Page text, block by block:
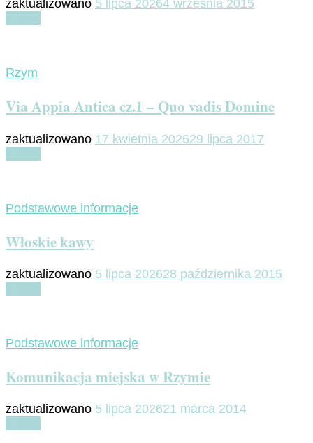
zaktualizowano 5 lipca 20264 września 2015
Rzym
Via Appia Antica cz.1 – Quo vadis Domine
zaktualizowano 17 kwietnia 202629 lipca 2017
Podstawowe informacje
Włoskie kawy
zaktualizowano 5 lipca 202628 października 2015
Podstawowe informacje
Komunikacja miejska w Rzymie
zaktualizowano 5 lipca 202621 marca 2014